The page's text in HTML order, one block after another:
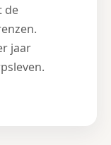
de
jaar